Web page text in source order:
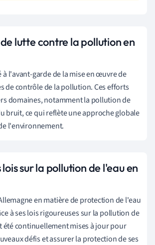
lutte contre la pollution en
à l'avant-garde de la mise en œuvre de
de contrôle de la pollution. Ces efforts
domaines, notamment la pollution de
bruit, ce qui reflète une approche globale
l'environnement.
sur la pollution de l'eau en
en matière de protection de l'eau
à ses lois rigoureuses sur la pollution de
été continuellement mises à jour pour
défis et assurer la protection de ses